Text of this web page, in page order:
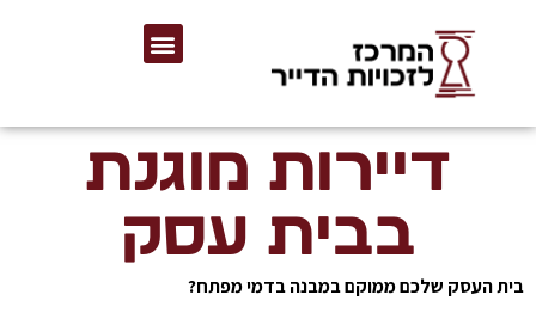
דיירות מוגנת
בבית עסק
בית העסק שלכם ממוקם במבנה בדמי מפתח?